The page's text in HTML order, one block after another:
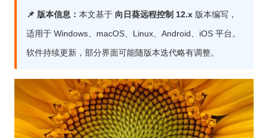
📌 版本信息： 本文基于 向日葵远程控制 12.x 版本编写，
适用于 Windows、macOS、Linux、Android、iOS 平台。
软件持续更新，部分界面可能随版本迭代略有调整。